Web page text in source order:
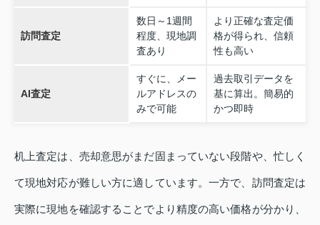
訪問査定
数日～1週間
程度、現地調
査あり
より正確な査定価
格が得られ、信頼
性も高い
AI査定
すぐに、メー
ルアドレスの
みで可能
過去取引データを
基に算出。簡易的
かつ即時
机上査定は、売却意思がまだ固まっていない段階や、忙しく
て現地対応が難しい方に適しています。一方で、訪問査定は
実際に現地を確認することでより精度の高い価格が分かり、